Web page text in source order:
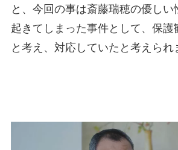
と、今回の事は斎藤瑞穂の優しい
起きてしまった事件として、保護
と考え、対応していたと考えられ